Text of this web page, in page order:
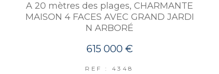
A 20 mètres des plages, CHARMANTE
MAISON 4 FACES AVEC GRAND JARDI
N ARBORÉ
615 000 €
REF : 4348